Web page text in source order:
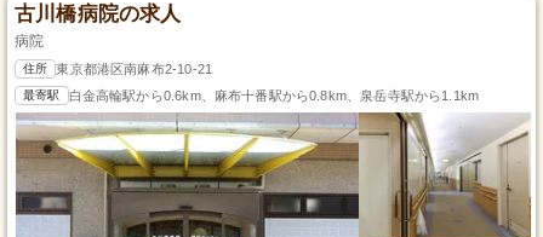
古川橋病院の求人
病院
住所 東京都港区南麻布2-10-21
最寄駅 白金高輪駅から0.6km、麻布十番駅から0.8km、泉岳寺駅から1.1km